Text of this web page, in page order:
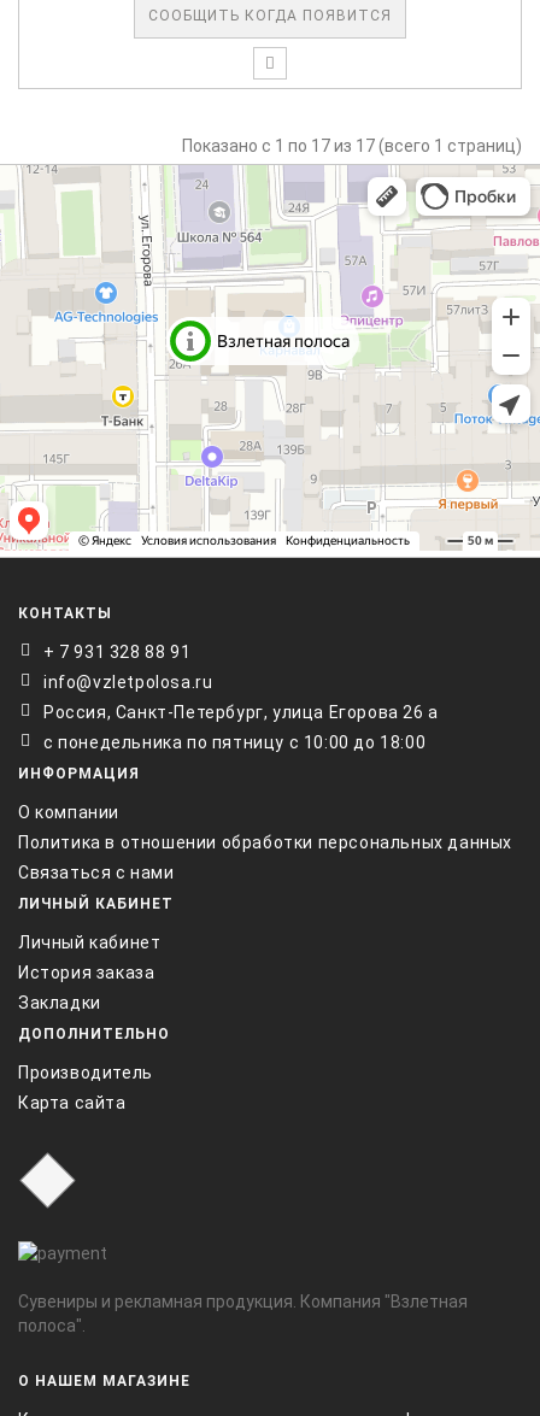
СООБЩИТЬ КОГДА ПОЯВИТСЯ
Показано с 1 по 17 из 17 (всего 1 страниц)
КОНТАКТЫ
+ 7 931 328 88 91
info@vzletpolosa.ru
Россия, Санкт-Петербург, улица Егорова 26 а
с понедельника по пятницу с 10:00 до 18:00
ИНФОРМАЦИЯ
О компании
Политика в отношении обработки персональных данных
Связаться с нами
ЛИЧНЫЙ КАБИНЕТ
Личный кабинет
История заказа
Закладки
ДОПОЛНИТЕЛЬНО
Производитель
Карта сайта
Сувениры и рекламная продукция. Компания "Взлетная
полоса".
О НАШЕМ МАГАЗИНЕ